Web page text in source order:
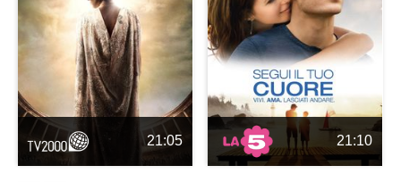
21:05 21:10